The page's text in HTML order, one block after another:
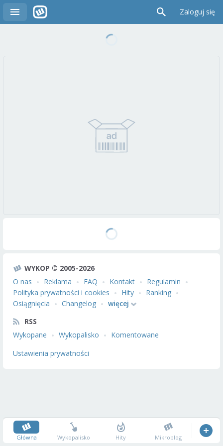
Zaloguj się
WYKOP © 2005-2026
O nas
Reklama FAQ Kontakt
Regulamin
Polityka prywatności i cookies
Hity
Ranking
Osiągnięcia
Changelog
więcej
RSS
Wykopane
Wykopalisko
Komentowane
Ustawienia prywatności
Główna Wykopalisko Hity Mikroblog